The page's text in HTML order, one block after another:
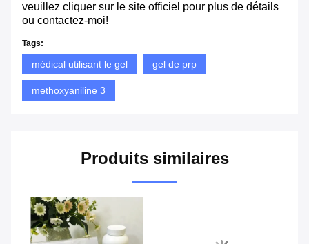
veuillez cliquer sur le site officiel pour plus de détails
ou contactez-moi!
Tags:
médical utilisant le gel gel de prp
methoxyaniline 3
Produits similaires